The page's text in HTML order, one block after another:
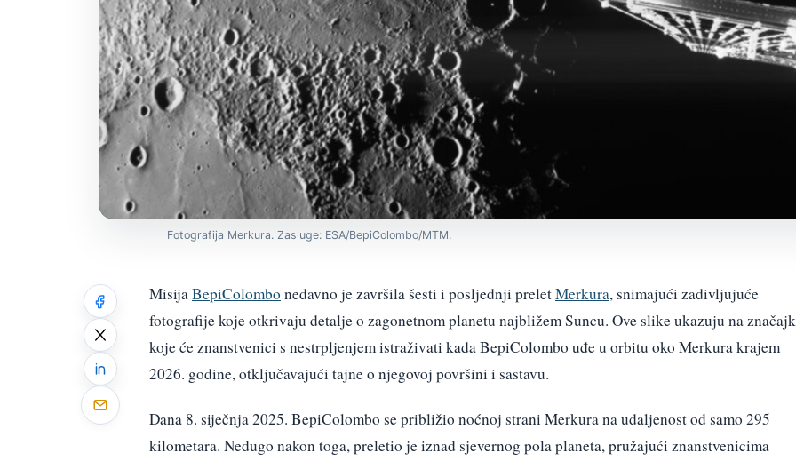
Fotografija Merkura. Zasluge: ESA/BepiColombo/MTM.
MisijaBepiColombo nedavno je završila šesti i posljednji preletMerkura, snimajući zadivljujuće
fotografije koje otkrivaju detalje o zagonetnom planetu najbližem Suncu. Ove slike ukazuju na
koje će znanstvenici s nestrpljenjem istraživati kada BepiColombo uđe u orbitu oko Merkura krajem
2026. godine, otključavajući tajne o njegovoj površini i sastavu.
Dana 8. siječnja 2025. BepiColombo se približio noćnoj strani Merkura na udaljenost od samo 295
kilometara. Nedugo nakon toga, preletio je iznad sjevernog pola planeta, pružajući znanstvenicima